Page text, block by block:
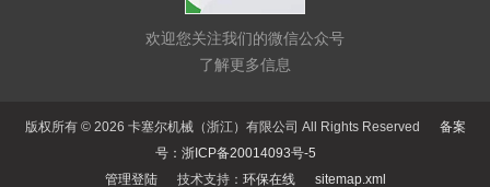
欢迎您关注我们的微信公众号
了解更多信息
版权所有 © 2026 卡塞尔机械（浙江）有限公司 All Rights Reserved 备案
号：浙ICP备20014093号-5
管理登陆技术支持： 环保在线 sitemap.xml